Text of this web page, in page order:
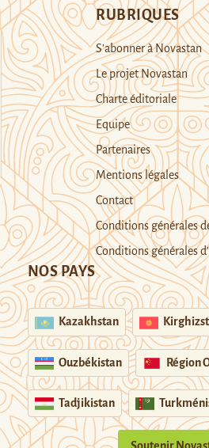
RUBRIQUES
S’abonner à Novastan
Le projet Novastan
Charte éditoriale
Equipe
Partenaires
Mentions légales
Contact
Conditions générales
Conditions générales
NOS PAYS
Kazakhstan
Ouzbékistan Région
Tadjikistan